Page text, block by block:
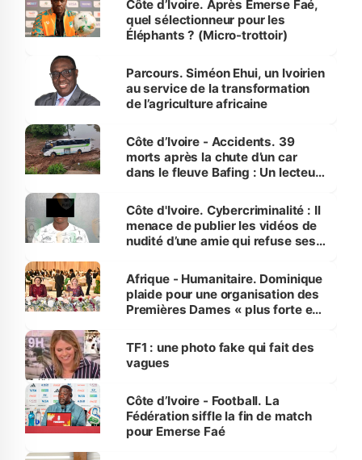
Côte d’Ivoire. Après Emerse Faé,
quel sélectionneur pour les
Éléphants ? (Micro-trottoir)
Parcours. Siméon Ehui, un Ivoirien
au service de la transformation
de l’agriculture africaine
Côte d’Ivoire - Accidents. 39
morts après la chute d’un car
dans le fleuve Bafing : Un lecteur
des Transports
Côte d'Ivoire. Cybercriminalité : Il
menace de publier les vidéos de
nudité d’une amie qui refuse ses
Afrique - Humanitaire. Dominique
plaide pour une organisation des
Premières Dames « plus forte et
sur la scène internationale »
TF1 : une photo fake qui fait des
vagues
Côte d’Ivoire - Football. La
Fédération siffle la fin de match
pour Emerse Faé